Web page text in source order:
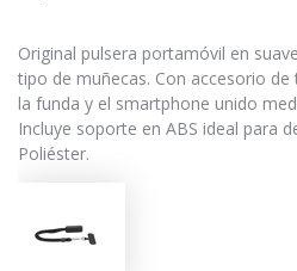
Original pulsera portamóvil en
tipo de muñecas. Con accesorio
la funda y el smartphone unido
Incluye soporte en ABS ideal para
Poliéster.